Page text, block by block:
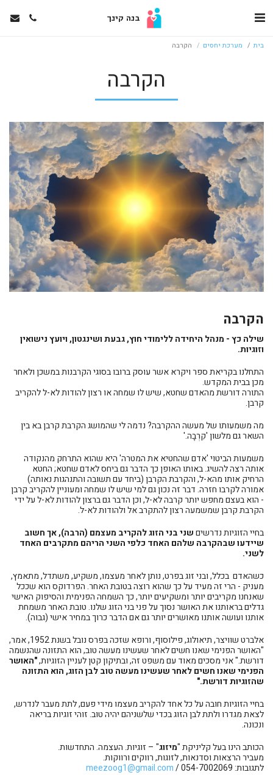
בנה קינך
בית מערכת יחסים הקרבה
הקרבה
הקרבה
שילה כץ - מנהל היחידה ללימודי חוץ, גבעת ושינגטון, ויועץ נישואין
וזוגיות.
התחלנו בקריאת ספר ויקרא אשר עוסק ברובו בסוגי הקרבנות במשכן ולאחר
מכן בבית המקדש.
התורה דורשת מהאדם שחטא, שיש לו שמחה או רצון להודות לא-ל להקריב
קרבן.
מה משמעותו של מעשה ההקרבה? נדמה לי שהמושג הקרבת קרבן בא בין
השאר גם מלשון 'קִרְבָה.'
משמעות הביטוי 'אדם שהחטיא את המטרה' היא שהוא התרחק מהנקודה
אותה רצה להשיג. באותו האופן כך הדבר גם ביחס לאדם שחטא; החטא
הרחיק אותו מהא-ל, והקרבת הקרבן (ביחד עם תשובה והתנהגות נאותה)
אמורה לקרבו חזרה. דבר זה נכון גם למי שיש לו שמחה ומעוניין להקריב קרבן
- הוא בעצם מחפש יותר קרבה לא-ל, וכן הדבר גם ברצון להודות לא-ל על ידי
הקרבת קרבן שמשמעה רצון להתקרב אל ולהודות לא-ל.
בחיי הזוגיות נדרשיםשני בני הזוג להקריב מעצמם (הרבה), אך חשוב
שיידעו שבהקרבה שלהם האחד כלפי השני הריהם מתקרבים האחד
לשני.
כשהאדם בכלל, ובני זוג בפרט, נותן לאחר מעצמו, משקיע, משתדל, מתאמץ,
מעניק - הרי זה מעיד על כך שהוא רוצה בטובת האחר. הפרדוקס הוא שככל
שאנחנו מקריבים יותר ומשקיעים יותר, כך השמחה הפנימית והסיפוק האישי
גדלים בראותנו את האושר נסוך על פני בני הזוג שלנו. טובת האחר משמחת
אותנו ועושה אותנו מאושרים יותר גם אם הדבר כרוך במחיר אישי (גבוה).
אלברט שוויצר, תיאולוג, פילוסוף, ורופא שזכה בפרס נובל בשנת 1952, אמר,
"האושר הפנימי שאנו חשים לאחר שעשינו מעשה טוב, הוא התזונה שהנשמה
דורשת." אני מסכים מאוד עם משפט זה, ובתיקון קטן לעניין הזוגיות,"האושר
הפנימי שאנו חשים לאחר שעשינו מעשה טוב לבן הזוג, הוא התזונה
שהזוגיות דורשת."
בחיי הזוגיות חובה על כל אחד להקריב מעצמו מידי פעם, לתת מעבר לנדרש,
לצאת מגדרו ולתת לבן הזוג בכדי שלשניהם יהיה טוב. זוהי זוגיות בריאה
ונכונה.
הכותב הינו בעל קליניקת "מיזוג" – זוגיות. העצמה. התחדשות.
מעביר הרצאות וסדנאות, לזוגות, רווקים ורווקות.
לתגובות: 054-7002069 /
meezoog1@gmail.com